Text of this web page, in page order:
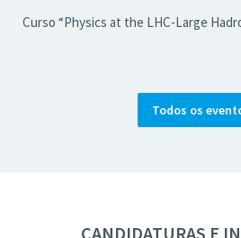
Curso “Physics at the LHC-Large
Todos os
CANDIDATURAS E